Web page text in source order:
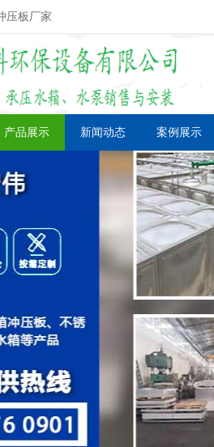
压板厂家
产品展示 新闻动态 案例展示